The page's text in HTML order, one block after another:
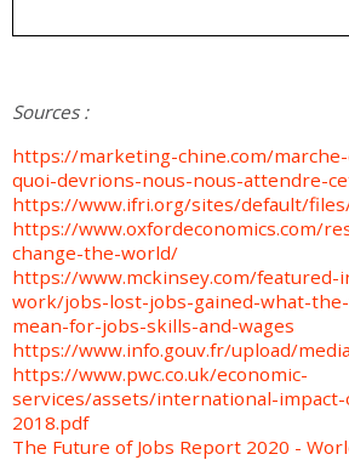
Sources :
https://marketing-chine.com/
quoi-devrions-nous-nous-attendre-
https://www.ifri.org/sites/default/
https://www.oxfordeconomics.com/
change-the-world/
https://www.mckinsey.com/
work/jobs-lost-jobs-gained-what-
mean-for-jobs-skills-and-wages
https://www.info.gouv.fr/upload/
https://www.pwc.co.uk/economic-
services/assets/international-
2018.pdf
The Future of Jobs Report 2020 -